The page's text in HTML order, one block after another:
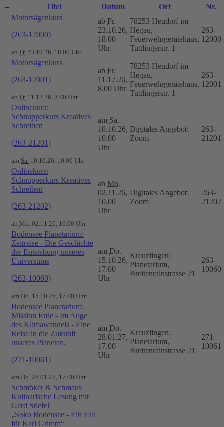
– Titel Datum Ort
Nr.
Motorsägenkurs
(263-12000)
ab Fr. 23.10.26, 18.00 Uhr
ab Fr.
23.10.26,
18.00
Uhr
78253 Heudorf im
Hegau,
Feuerwehrgerätehaus,
Tuttlingerstr. 1
263-
12000
Motorsägenkurs
(263-12001)
ab Fr. 11.12.26, 8.00 Uhr
ab Fr.
11.12.26,
8.00 Uhr
78253 Heudorf im
Hegau,
Feuerwehrgerätehaus,
Tuttlingerstr. 1
263-
12001
Onlinekurs:
Schnupperkurs Kreatives
Schreiben
(263-21201)
am Sa. 10.10.26, 10.00 Uhr
am Sa.
10.10.26,
10.00
Uhr
Digitales Angebot:
Zoom
263-
21201
Onlinekurs:
Schnupperkurs Kreatives
Schreiben
(263-21202)
ab Mo. 02.11.26, 10.00 Uhr
ab Mo.
02.11.26,
10.00
Uhr
Digitales Angebot:
Zoom
263-
21202
Bodensee Planetarium:
Zeitreise - Die Geschichte
der Entstehung unseres
Universums
(263-10060)
am Do. 15.10.26, 17.00 Uhr
am Do.
15.10.26,
17.00
Uhr
Kreuzlingen;
Planetarium,
Breitenrainstrasse 21
263-
10060
Bodensee Planetarium:
Mission Erde - Im Auge
des Klimawandels - Eine
Reise in die Zukunft
unseres Planeten.
(271-10061)
am Do. 28.01.27, 17.00 Uhr
am Do.
28.01.27,
17.00
Uhr
Kreuzlingen;
Planetarium,
Breitenrainstrasse 21
271-
10061
Schmöker & Schmaus
Kulinarische Lesung mit
Gerd Stiefel
„Soko Bodensee - Ein Fall
für Karl Grimm“